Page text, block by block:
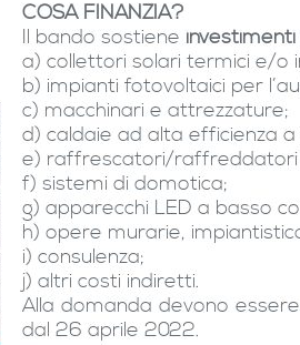
COSA FINANZIA?
Il bando sostiene
a) collettori solari termici e/o
b) impianti fotovoltaici per
c) macchinari e attrezzature;
d) caldaie ad alta efficienza
e) raffrescatori/raffreddatori
f) sistemi di domotica;
g) apparecchi LED a basso
h) opere murarie,
i) consulenza;
j) altri costi indiretti.
Alla domanda devono
dal 26 aprile 2022.